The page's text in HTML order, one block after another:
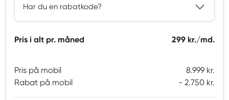
Har du en rabatkode?
Pris i alt pr. måned 299 kr./md.
Pris på mobil
8.999 kr.
Rabat på mobil
2.750 kr.